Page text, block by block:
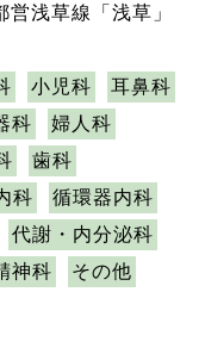
浅草線「浅草」
小児科
耳鼻科
科
婦人科
歯科
科
循環器内科
代謝・内分泌科
神科 その他